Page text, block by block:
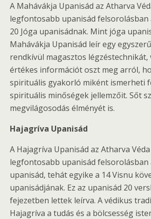
A Mahávákja Upanisád az Atharva
legfontosabb upanisád felsorolásban
20 Jóga upanisádnak. Mint jóga
Mahávákja Upanisád leír egy
rendkívül magasztos légzéstechnikát,
értékes információt oszt meg arról,
spirituális gyakorló miként ismerheti
spirituális minőségek jellemzőit. Sőt
megvilágosodás élményét is.
Hajagríva Upanisád
A Hajagríva Upanisád az Atharva
legfontosabb upanisád felsorolásban
upanisád, tehát egyike a 14 Visnu
upanisádjának. Ez az upanisád 20
fejezetben lettek leírva. A védikus
Hajagríva a tudás és a bölcsesség